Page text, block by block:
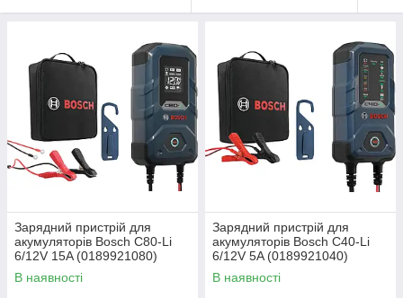
Зарядний пристрій для
акумуляторів Bosch C80-Li
6/12V 15A (0189921080)
В наявності
Зарядний пристрій для
акумуляторів Bosch C40-Li
6/12V 5A (0189921040)
В наявності